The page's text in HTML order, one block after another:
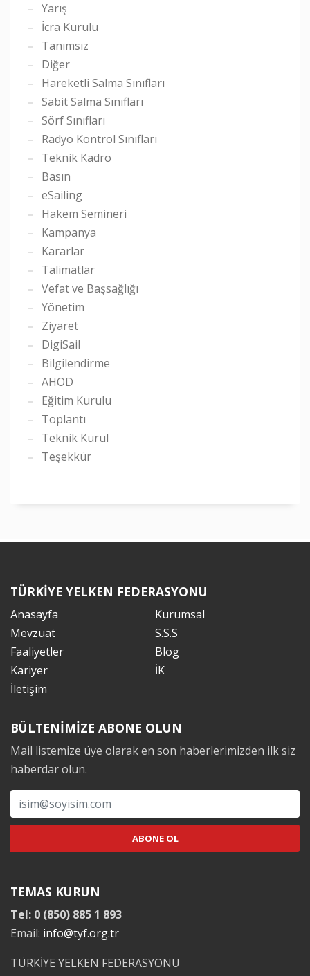
Yarış
İcra Kurulu
Tanımsız
Diğer
Hareketli Salma Sınıfları
Sabit Salma Sınıfları
Sörf Sınıfları
Radyo Kontrol Sınıfları
Teknik Kadro
Basın
eSailing
Hakem Semineri
Kampanya
Kararlar
Talimatlar
Vefat ve Başsağlığı
Yönetim
Ziyaret
DigiSail
Bilgilendirme
AHOD
Eğitim Kurulu
Toplantı
Teknik Kurul
Teşekkür
TÜRKİYE YELKEN FEDERASYONU
Anasayfa
Kurumsal
Mevzuat
S.S.S
Faaliyetler
Blog
Kariyer
İK
İletişim
BÜLTENİMİZE ABONE OLUN
Mail listemize üye olarak en son haberlerimizden ilk siz
haberdar olun.
TEMAS KURUN
Tel: 0 (850) 885 1 893
Email: info@tyf.org.tr
TÜRKİYE YELKEN FEDERASYONU